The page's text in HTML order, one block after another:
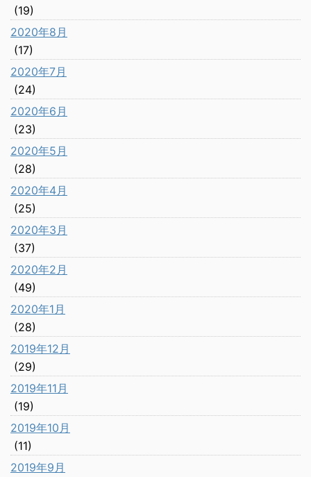
(19)
2020年8月
(17)
2020年7月
(24)
2020年6月
(23)
2020年5月
(28)
2020年4月
(25)
2020年3月
(37)
2020年2月
(49)
2020年1月
(28)
2019年12月
(29)
2019年11月
(19)
2019年10月
(11)
2019年9月